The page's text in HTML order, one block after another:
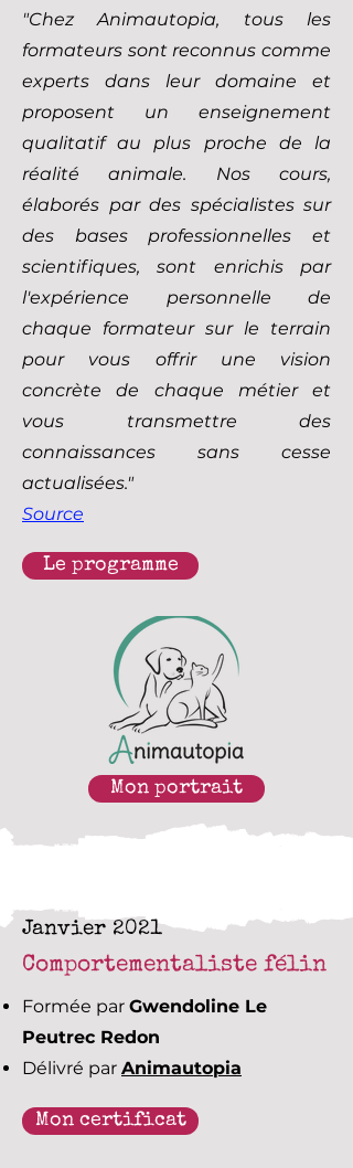
"Chez Animautopia, tous les
formateurs sont reconnus comme
experts dans leur domaine et
proposent un enseignement
qualitatif au plus proche de la
réalité animale. Nos cours,
élaborés par des spécialistes sur
des bases professionnelles et
scientifiques, sont enrichis par
l'expérience personnelle de
chaque formateur sur le terrain
pour vous offrir une vision
concrète de chaque métier et
vous transmettre des
connaissances sans cesse
actualisées."
Source
Le programme
Mon portrait
Janvier 2021
Comportementaliste félin
Formée par Gwendoline Le
Peutrec Redon
Délivré par Animautopia
Mon certificat